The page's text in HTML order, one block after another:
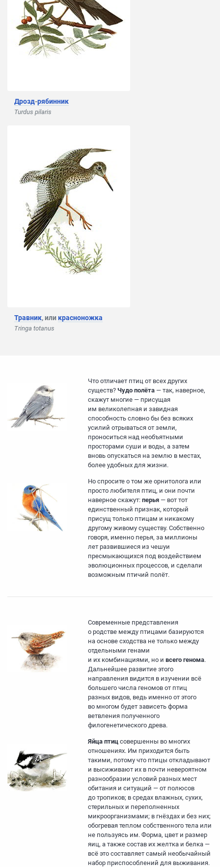
Дрозд-рябинник
Turdus pilaris
Травник, или красноножка
Tringa totanus
Что отличает птиц от всех других
существ? Чудо полёта — так, наверное,
скажут многие — присущая
им великолепная и завидная
способность словно бы без всяких
усилий отрываться от земли,
проноситься над необъятными
просторами суши и воды, а затем
вновь опускаться на землю в местах,
более удобных для жизни.
Но спросите о том же орнитолога или
просто любителя птиц, и они почти
наверное скажут: перья — вот тот
единственный признак, который
присущ только птицам и никакому
другому живому существу. Собственно
говоря, именно перья, за миллионы
лет развившиеся из чешуи
пресмыкающихся под воздействием
эволюционных процессов, и сделали
возможным птичий полёт.
Современные представления
о родстве между птицами базируются
на основе сходства не только между
отдельными генами
и их комбинациями, но и всего генома.
Дальнейшее развитие этого
направления видится в изучении всё
большего числа геномов от птиц
разных видов, ведь именно от этого
во многом будет зависеть форма
ветвления полученного
филогенетического древа.
Яйца птиц совершенны во многих
отношениях. Им приходится быть
такими, потому что птицы откладывают
и высиживают их в почти невероятном
разнообразии условий разных мест
обитания и ситуаций — от полюсов
до тропиков; в средах влажных, сухих,
стерильных и переполненных
микроорганизмами; в гнёздах и без них;
обогревая теплом собственного тела или
не пользуясь им. Форма, цвет и размер
яиц, а также состав их желтка и белка —
всё это составляет самый необычайный
набор приспособлений для выживания.